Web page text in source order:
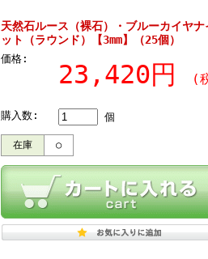
天然石ルース（裸石）・ブルーカイヤ
ット（ラウンド）【3mm】（25個）
価格:
23,420円 (
購入数: 個
在庫 ○